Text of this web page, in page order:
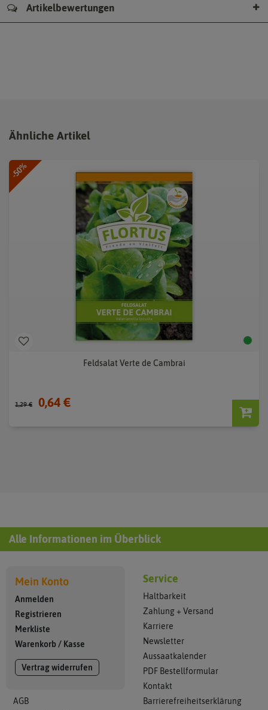
Artikelbewertungen
Ähnliche Artikel
-50%
Feldsalat Verte de Cambrai
1,29 € 0,64 €
Alle Informationen im Überblick
Mein Konto
Anmelden
Registrieren
Merkliste
Warenkorb / Kasse
Vertrag widerrufen
AGB
Service
Haltbarkeit
Zahlung + Versand
Karriere
Newsletter
Aussaatkalender
PDF Bestellformular
Kontakt
Barrierefreiheitserklärung